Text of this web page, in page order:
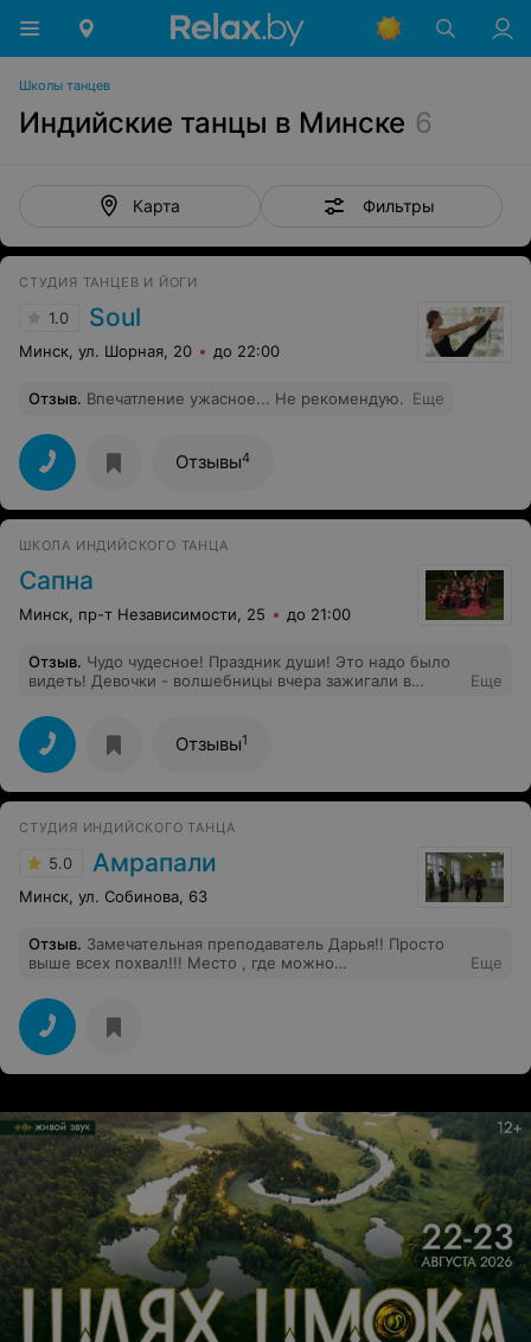
Школы танцев
Индийские танцы в Минске 6
Карта Фильтры
СТУДИЯ ТАНЦЕВ И ЙОГИ
1.0 Soul
Минск, ул. Шорная, 20 до 22:00
Отзыв. Впечатление ужасное... Не рекомендую. Еще
Отзывы4
ШКОЛА ИНДИЙСКОГО ТАНЦА
Сапна
Минск, пр-т Независимости, 25 до 21:00
Отзыв. Чудо чудесное! Праздник души! Это надо было
видеть! Девочки - волшебницы вчера зажигали в
полны волшебства гибкости, ритма, красоты... И
зажгли желание поучиться искусству.
Еще
Отзывы1
СТУДИЯ ИНДИЙСКОГО ТАНЦА
5.0 Амрапали
Минск, ул. Собинова, 63
Отзыв. Замечательная преподаватель Дарья!! Просто
выше всех похвал!!! Место , где можно
танец это волшебство! Всем советую)))
Еще